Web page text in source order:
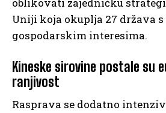
oblikovati zajedničku
Uniji koja okuplja 27 država
gospodarskim interesima.
Kineske sirovine postale su
ranjivost
Rasprava se dodatno